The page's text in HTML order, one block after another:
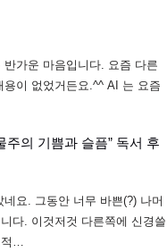
가운 마음입니다. 요즘 다른
이 없었거든요.^^ AI 는 요즘
주의 기쁨과 슬픔” 독서 후
요. 그동안 너무 바쁜(?) 나머
다. 이것저것 다른쪽에 신경쓸
적…